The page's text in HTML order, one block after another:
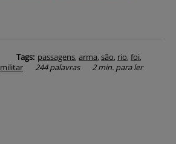
Tags: passagens, arma, são, rio, foi,
militar 244 palavras 2 min. para ler